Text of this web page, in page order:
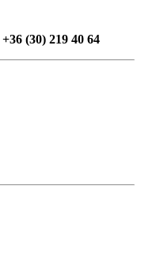
+36 (30) 219 40 64